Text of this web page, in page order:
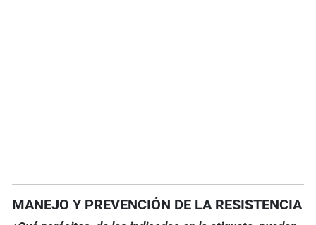
MANEJO Y PREVENCIÓN DE LA RESISTENCIA